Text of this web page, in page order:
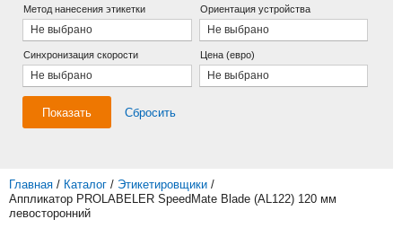
Метод нанесения этикетки
Не выбрано
Ориентация устройства
Не выбрано
Синхронизация скорости
Не выбрано
Цена (евро)
Не выбрано
Показать Сбросить
Главная / Каталог / Этикетировщики /
Аппликатор PROLABELER SpeedMate Blade (AL122) 120 мм
левосторонний